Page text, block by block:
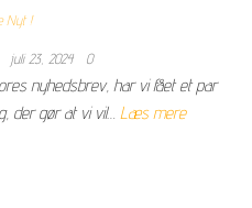
Nyt !
juli 23, 2024 0
nyhedsbrev, har vi fået et par
der gør at vi vil… Læs mere